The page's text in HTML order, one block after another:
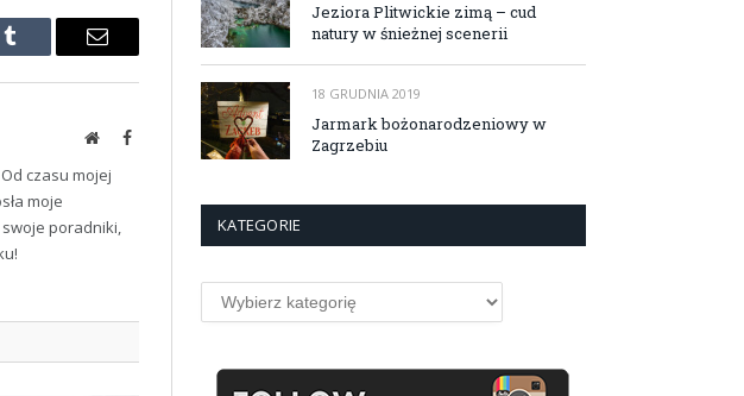
Tumblr Email
WebsiteFacebook
czasu mojej
moje
poradniki,
Jeziora Plitwickie zimą – cud
natury w śnieżnej scenerii
18 GRUDNIA 2019
Jarmark bożonarodzeniowy w
Zagrzebiu
KATEGORIE
Kategorie